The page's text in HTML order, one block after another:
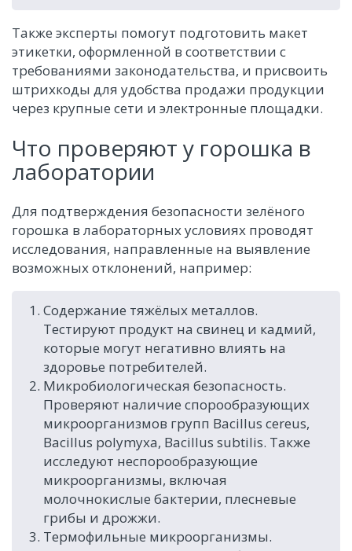
Также эксперты помогут подготовить макет
этикетки, оформленной в соответствии с
требованиями законодательства, и присвоить
штрихкоды для удобства продажи продукции
через крупные сети и электронные площадки.
Что проверяют у горошка в
лаборатории
Для подтверждения безопасности зелёного
горошка в лабораторных условиях проводят
исследования, направленные на выявление
возможных отклонений, например:
Содержание тяжёлых металлов.
Тестируют продукт на свинец и кадмий,
которые могут негативно влиять на
здоровье потребителей.
Микробиологическая безопасность.
Проверяют наличие спорообразующих
микроорганизмов групп Bacillus cereus,
Bacillus polymyxa, Bacillus subtilis. Также
исследуют неспорообразующие
микроорганизмы, включая
молочнокислые бактерии, плесневые
грибы и дрожжи.
Термофильные микроорганизмы.